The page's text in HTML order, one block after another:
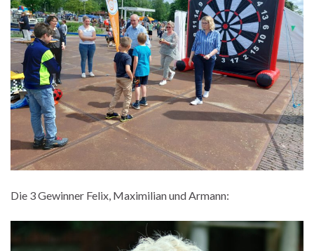
Die 3 Gewinner Felix, Maximilian und Armann: